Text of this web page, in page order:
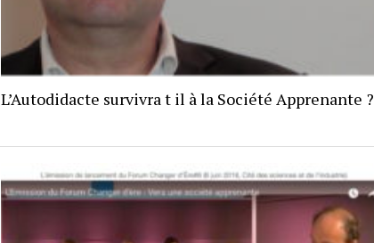
L’Autodidacte survivra t il à la Société Apprenante ?